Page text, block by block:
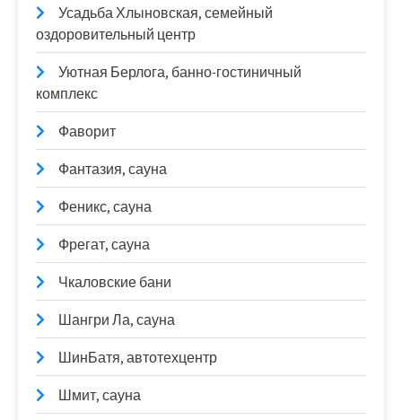
Усадьба Хлыновская, семейный
оздоровительный центр
Уютная Берлога, банно-гостиничный
комплекс
Фаворит
Фантазия, сауна
Феникс, сауна
Фрегат, сауна
Чкаловские бани
Шангри Ла, сауна
ШинБатя, автотехцентр
Шмит, сауна